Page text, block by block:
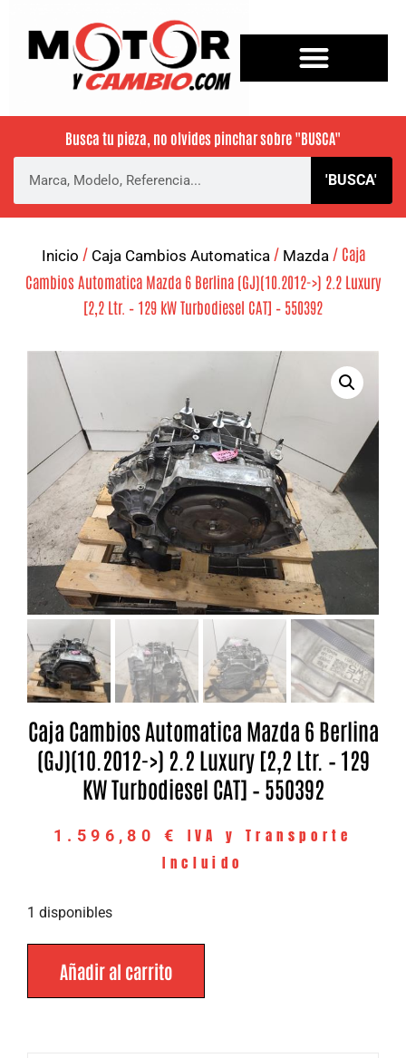
Busca tu pieza, no olvides pinchar sobre "BUSCA"
'BUSCA'
Inicio / Caja Cambios Automatica / Mazda / Caja
Cambios Automatica Mazda 6 Berlina (GJ)(10.2012->) 2.2 Luxury
[2,2 Ltr. – 129 kW Turbodiesel CAT] – 550392
Caja Cambios Automatica Mazda 6 Berlina
(GJ)(10.2012->) 2.2 Luxury [2,2 Ltr. – 129
KW Turbodiesel CAT] – 550392
1.596,80 €
IVA y Transporte
Incluido
1 disponibles
Añadir al carrito